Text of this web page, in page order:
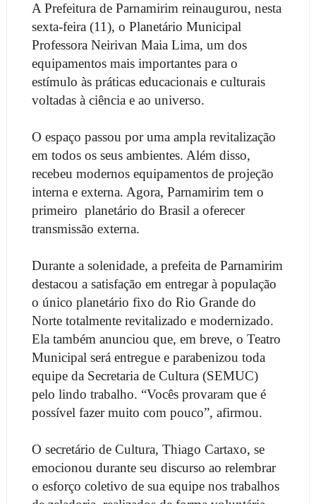
A Prefeitura de Parnamirim reinaugurou, nesta
sexta-feira (11), o Planetário Municipal
Professora Neirivan Maia Lima, um dos
equipamentos mais importantes para o
estímulo às práticas educacionais e culturais
voltadas à ciência e ao universo.
O espaço passou por uma ampla revitalização
em todos os seus ambientes. Além disso,
recebeu modernos equipamentos de projeção
interna e externa. Agora, Parnamirim tem o
primeiro planetário do Brasil a oferecer
transmissão externa.
Durante a solenidade, a prefeita de Parnamirim
destacou a satisfação em entregar à população
o único planetário fixo do Rio Grande do
Norte totalmente revitalizado e modernizado.
Ela também anunciou que, em breve, o Teatro
Municipal será entregue e parabenizou toda
equipe da Secretaria de Cultura (SEMUC)
pelo lindo trabalho. “Vocês provaram que é
possível fazer muito com pouco”, afirmou.
O secretário de Cultura, Thiago Cartaxo, se
emocionou durante seu discurso ao relembrar
o esforço coletivo de sua equipe nos trabalhos